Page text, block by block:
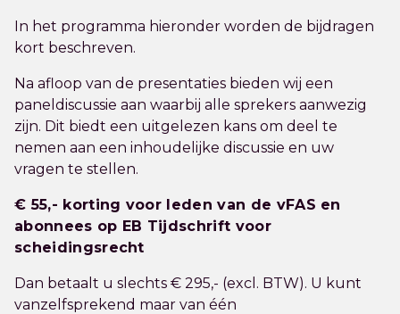
In het programma hieronder worden de bijdragen
kort beschreven.
Na afloop van de presentaties bieden wij een
paneldiscussie aan waarbij alle sprekers aanwezig
zijn. Dit biedt een uitgelezen kans om deel te
nemen aan een inhoudelijke discussie en uw
vragen te stellen.
€ 55,- korting voor leden van de vFAS en
abonnees op EB Tijdschrift voor
scheidingsrecht
Dan betaalt u slechts € 295,- (excl. BTW). U kunt
vanzelfsprekend maar van één